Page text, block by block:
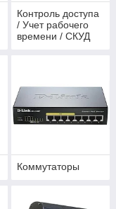
Контроль доступа
/ Учет рабочего
времени / СКУД
Коммутаторы